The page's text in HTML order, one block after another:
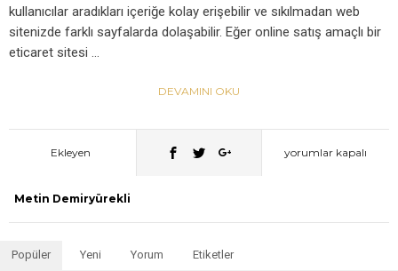
kullanıcılar aradıkları içeriğe kolay erişebilir ve sıkılmadan web
sitenizde farklı sayfalarda dolaşabilir. Eğer online satış amaçlı bir
eticaret sitesi …
DEVAMINI OKU
Ekleyen
Metin Demiryürekli
Profesyonel
yorumlar kapalı
Popüler Yeni Yorum Etiketler